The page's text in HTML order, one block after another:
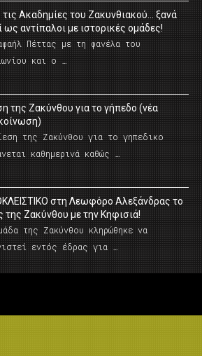
Ακαδημίες του Ζακυνθιακού… ξανά
ως αντίπαλοι με ιστορικές ομάδες!
Πέττας με τη φανέλα του
και ο …
της Ζακύνθου για το γήπεδο (νέα
της Ζακύνθου για το γηπεδικο
καθημερινά καθώς …
στη Λεωφόρο Αλεξάνδρας το
της Ζακύνθου με την Κηφισιά!
της Ζακύνθου κληρώθηκε να
εντός έδρας για …